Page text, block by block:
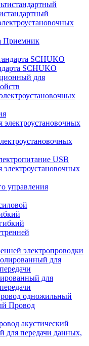
Приемник
SCHUKO
для
USB
управления
электропроводки
для
одножильный
Провод
акустический